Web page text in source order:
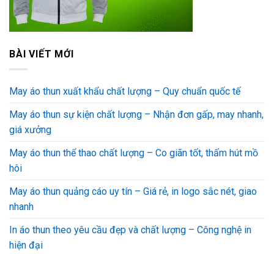
BÀI VIẾT MỚI
May áo thun xuất khẩu chất lượng – Quy chuẩn quốc tế
May áo thun sự kiện chất lượng – Nhận đơn gấp, may nhanh,
giá xưởng
May áo thun thể thao chất lượng – Co giãn tốt, thấm hút mồ
hôi
May áo thun quảng cáo uy tín – Giá rẻ, in logo sắc nét, giao
nhanh
In áo thun theo yêu cầu đẹp và chất lượng – Công nghệ in
hiện đại